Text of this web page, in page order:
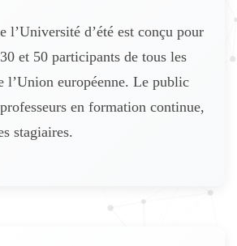
l’Université d’été est conçu pour
et 50 participants de tous les
l’Union européenne. Le public
en formation continue,
stagiaires.